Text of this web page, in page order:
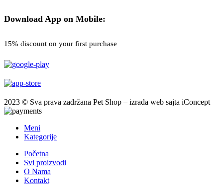
Download App on Mobile:
15% discount on your first purchase
2023 © Sva prava zadržana Pet Shop – izrada web sajta iConcept
Meni
Kategorije
Početna
Svi proizvodi
O Nama
Kontakt